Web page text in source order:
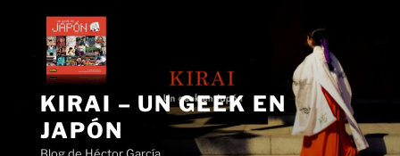
contenido
KIRAI – UN GEEK EN
JAPÓN